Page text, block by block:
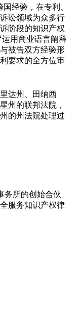
经验，在专利、
讼领域为众多行
阶段的知识产权
用商业语言阐释
被告双方经验形
要求的全方位审
达州、田纳西
州的联邦法院，
的州法院处理过
务所的创始合伙
服务知识产权律